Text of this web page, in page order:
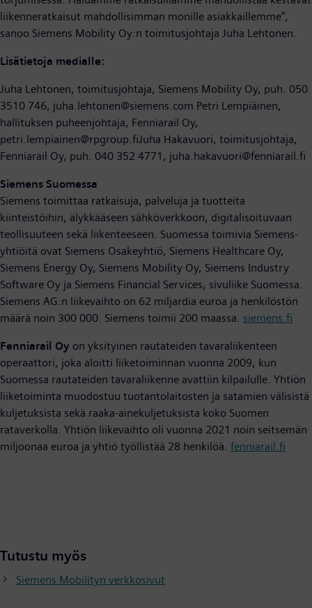
liikenneratkaisut mahdollisimman monille asiakkaillemme",
sanoo Siemens Mobility Oy:n toimitusjohtaja Juha Lehtonen.
Lisätietoja medialle:
Juha Lehtonen, toimitusjohtaja, Siemens Mobility Oy, puh. 050
3510 746, juha.lehtonen@siemens.com Petri Lempiäinen,
hallituksen puheenjohtaja, Fenniarail Oy,
petri.lempiainen@rpgroup.fiJuha Hakavuori, toimitusjohtaja,
Fenniarail Oy, puh. 040 352 4771, juha.hakavuori@fenniarail.fi
Siemens Suomessa
Siemens toimittaa ratkaisuja, palveluja ja tuotteita
kiinteistöihin, älykkääseen sähköverkkoon, digitalisoituvaan
teollisuuteen sekä liikenteeseen. Suomessa toimivia Siemens-
yhtiöitä ovat Siemens Osakeyhtiö, Siemens Healthcare Oy,
Siemens Energy Oy, Siemens Mobility Oy, Siemens Industry
Software Oy ja Siemens Financial Services, sivuliike Suomessa.
Siemens AG:n liikevaihto on 62 miljardia euroa ja henkilöstön
määrä noin 300 000. Siemens toimii 200 maassa. siemens.fi
Fenniarail Oy on yksityinen rautateiden tavaraliikenteen
operaattori, joka aloitti liiketoiminnan vuonna 2009, kun
Suomessa rautateiden tavaraliikenne avattiin kilpailulle. Yhtiön
liiketoiminta muodostuu tuotantolaitosten ja satamien välisistä
kuljetuksista sekä raaka-ainekuljetuksista koko Suomen
rataverkolla. Yhtiön liikevaihto oli vuonna 2021 noin seitsemän
miljoonaa euroa ja yhtiö työllistää 28 henkilöä. fenniarail.fi
Tutustu myös
Siemens Mobilityn verkkosivut